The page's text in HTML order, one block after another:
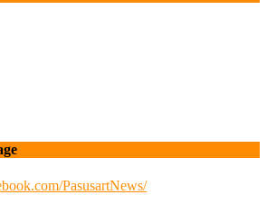
PasusartNews/